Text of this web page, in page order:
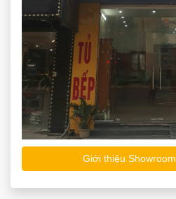
Giới thiệu Showroom